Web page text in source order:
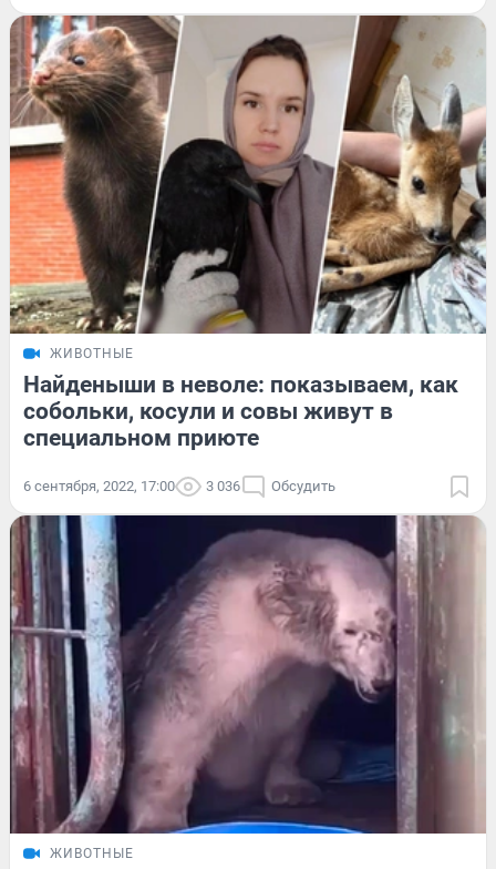
ЖИВОТНЫЕ
Найденыши в неволе: показываем, как
собольки, косули и совы живут в
специальном приюте
6 сентября, 2022, 17:00 3 036 Обсудить
ЖИВОТНЫЕ